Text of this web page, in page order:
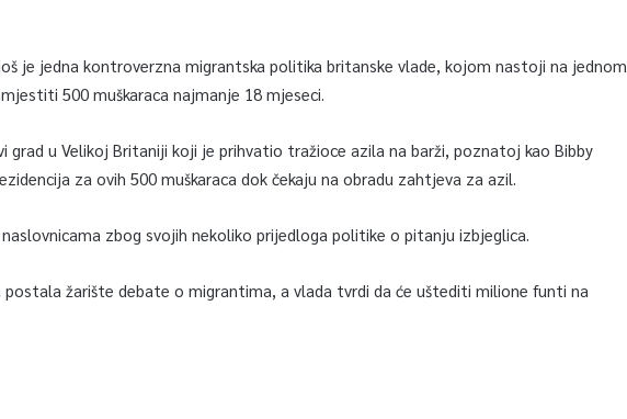
je jedna kontroverzna migrantska politika britanske vlade, kojom nastoji na jednom
500 muškaraca najmanje 18 mjeseci.
grad u Velikoj Britaniji koji je prihvatio tražioce azila na barži, poznatoj kao Bibby
za ovih 500 muškaraca dok čekaju na obradu zahtjeva za azil.
zbog svojih nekoliko prijedloga politike o pitanju izbjeglica.
žarište debate o migrantima, a vlada tvrdi da će uštediti milione funti na